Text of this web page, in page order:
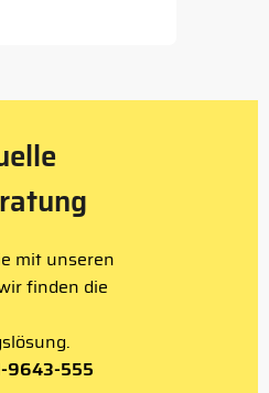
mit unseren
finden die
9643-555